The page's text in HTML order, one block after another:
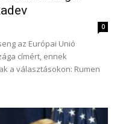
0
az Európai Unió
címért, ennek
a választásokon: Rumen